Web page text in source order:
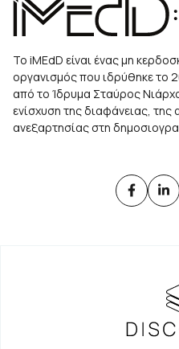
Το iMEdD είναι ένας μη
οργανισμός που ιδρύθηκε το
από το Ίδρυμα Σταύρος
ενίσχυση της διαφάνειας, της
ανεξαρτησίας στη